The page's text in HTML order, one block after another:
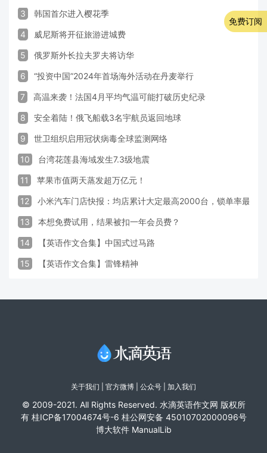
3 韩国首尔进入樱花季
4 威尼斯将开征旅游进城费
5 俄罗斯外长拉夫罗夫将访华
6 “投资中国”2024年首场海外活动在丹麦举行
7 高温来袭！法国4月平均气温可能打破历史纪录
8 安全着陆！俄飞船载3名宇航员返回地球
9 世卫组织启用冠状病毒全球监测网络
10 台湾花莲县海域发生7.3级地震
11 苹果市值两天蒸发超万亿元！
12 小米汽车门店快报：均店累计大定最高2000台，锁单率最高
13 本想免费试用，结果被扣一年会员费？
14 【英语作文合集】中国式过马路
15 【英语作文合集】雷锋精神
关于我们 官方微博 | 公众号 | 加入我们
© 2009-2021. All Rights Reserved. 水滴英语作文网 版权所
有 桂ICP备17004674号-6 桂公网安备 45010702000096号
博大软件 ManualLib
免费订阅